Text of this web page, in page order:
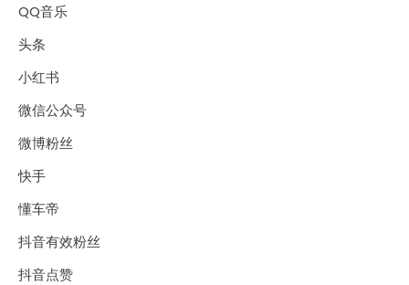
QQ音乐
头条
小红书
微信公众号
微博粉丝
快手
懂车帝
抖音有效粉丝
抖音点赞